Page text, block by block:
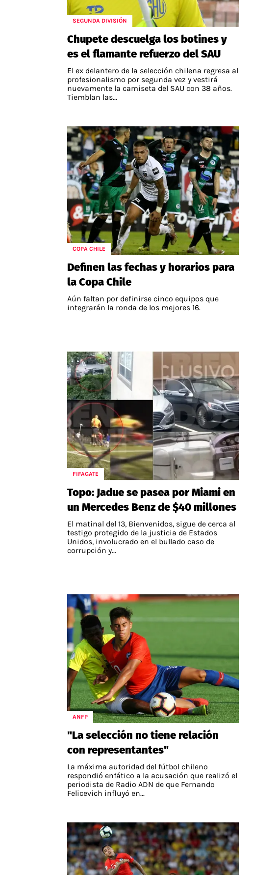
SEGUNDA DIVISIÓN
Chupete descuelga los botines y
es el flamante refuerzo del SAU
El ex delantero de la selección chilena regresa al
profesionalismo por segunda vez y vestirá
nuevamente la camiseta del SAU con 38 años.
Tiemblan las...
COPA CHILE
Definen las fechas y horarios para
la Copa Chile
Aún faltan por definirse cinco equipos que
integrarán la ronda de los mejores 16.
FIFAGATE
Topo: Jadue se pasea por Miami en
un Mercedes Benz de $40 millones
El matinal del 13, Bienvenidos, sigue de cerca al
testigo protegido de la justicia de Estados
Unidos, involucrado en el bullado caso de
corrupción y...
ANFP
"La selección no tiene relación
con representantes"
La máxima autoridad del fútbol chileno
respondió enfático a la acusación que realizó el
periodista de Radio ADN de que Fernando
Felicevich influyó en...